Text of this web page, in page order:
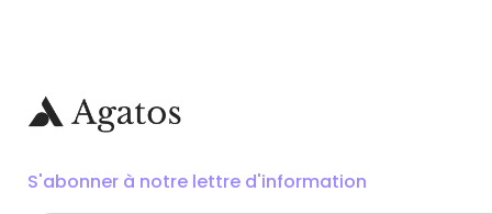
S'abonner à notre lettre d'information